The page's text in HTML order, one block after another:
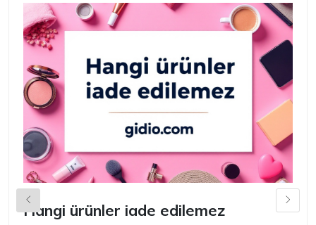
Hangi ürünler iade edilemez